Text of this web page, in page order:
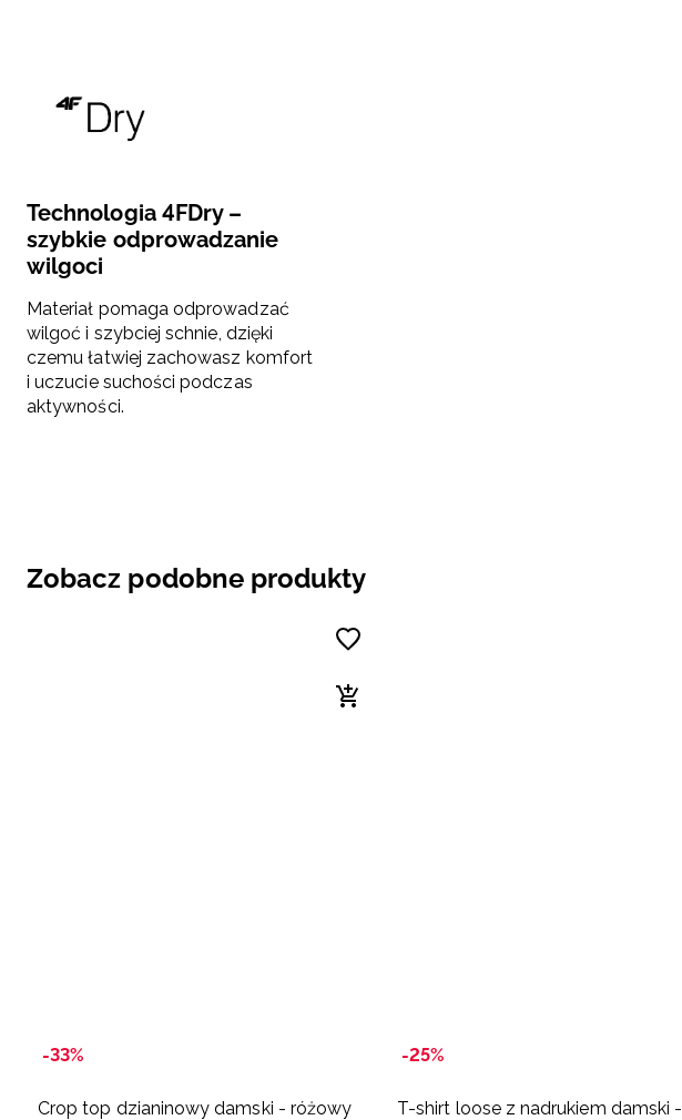
Technologia 4FDry –
szybkie odprowadzanie
wilgoci
Materiał pomaga odprowadzać
wilgoć i szybciej schnie, dzięki
czemu łatwiej zachowasz komfort
i uczucie suchości podczas
aktywności.
Zobacz podobne produkty
-33%
Crop top dzianinowy damski - różowy
-25%
T-shirt loose z nadrukiem damski -